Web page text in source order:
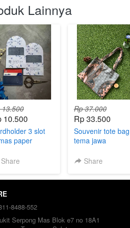
Lainnya
13.500
10.500
3 slot
paper
Share
Rp 37.000
Rp 33.500
Souvenir tote bag
tema jawa
Share
8488-552
Serpong Mas Blok e7 no 18A1